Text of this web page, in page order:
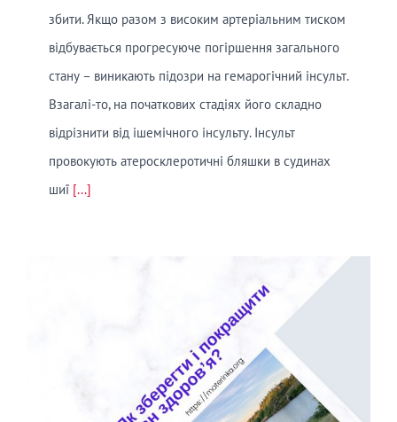
збити. Якщо разом з високим артеріальним тиском
відбувається прогресуюче погіршення загального
стану – виникають підозри на гемарогічний інсульт.
Взагалі-то, на початкових стадіях його складно
відрізнити від ішемічного інсульту. Інсульт
провокують атеросклеротичні бляшки в судинах
шиї [...]